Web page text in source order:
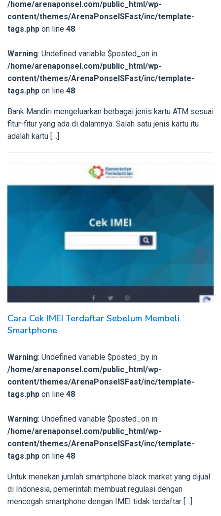
/home/arenaponsel.com/public_html/wp-
content/themes/ArenaPonselSFast/inc/template-
tags.php on line 48
Warning: Undefined variable $posted_on in
/home/arenaponsel.com/public_html/wp-
content/themes/ArenaPonselSFast/inc/template-
tags.php on line 48
Bank Mandiri mengeluarkan berbagai jenis kartu ATM sesuai
fitur-fitur yang ada di dalamnya. Salah satu jenis kartu itu
adalah kartu […]
Cara Cek IMEI Terdaftar Sebelum Membeli
Smartphone
Warning: Undefined variable $posted_by in
/home/arenaponsel.com/public_html/wp-
content/themes/ArenaPonselSFast/inc/template-
tags.php on line 48
Warning: Undefined variable $posted_on in
/home/arenaponsel.com/public_html/wp-
content/themes/ArenaPonselSFast/inc/template-
tags.php on line 48
Untuk menekan jumlah smartphone black market yang dijual
di Indonesia, pemerintah membuat regulasi dengan
mencegah smartphone dengan IMEI tidak terdaftar […]